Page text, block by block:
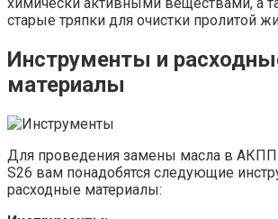
старые тряпки для очистки пролитой
Инструменты и
материалы
Для проведения замены масла в АКПП
S26 вам понадобятся следующие
расходные материалы: